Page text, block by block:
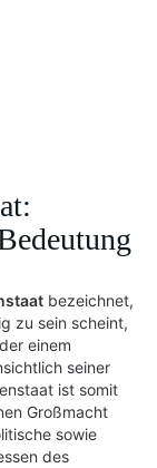
bezeichnet,
zu sein scheint,
einem
seiner
ist somit
Großmacht
sowie
des